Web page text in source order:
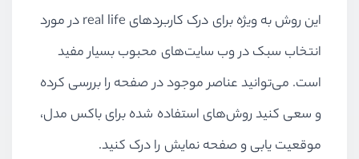
این روش به ویژه برای درک کاربردهای real lifeدر مورد
انتخاب سبک در وب سایت‌های محبوب بسیار مفید
است. می‌توانید عناصر موجود در صفحه را بررسی کرده
و سعی کنید روش‌های استفاده شده برای باکس مدل،
موقعیت یابی و صفحه نمایش را درک کنید.